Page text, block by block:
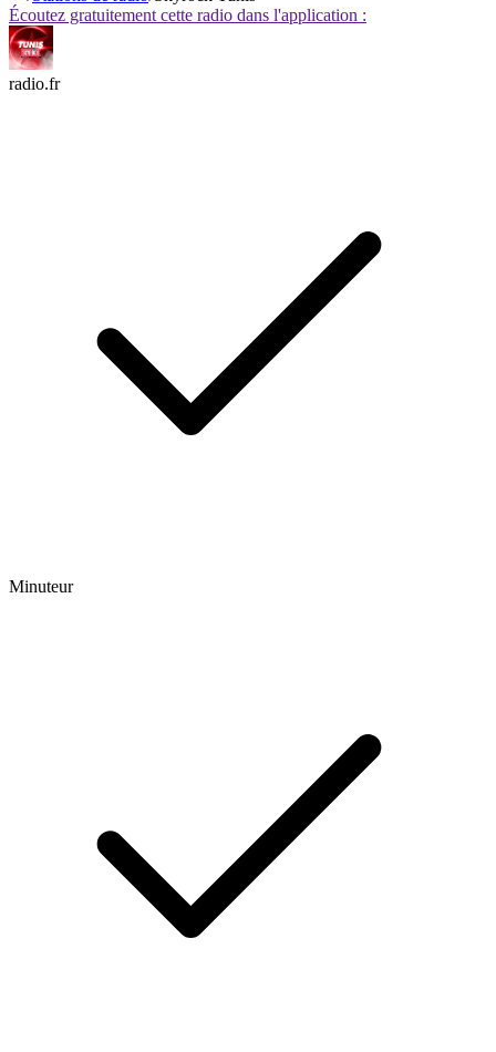
Écoutez gratuitement cette radio dans l'application :
radio.fr
Minuteur